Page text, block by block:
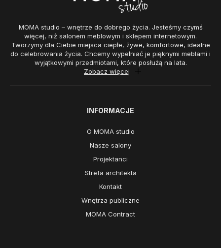
MOMA studio – wnętrze do dobrego życia. Jesteśmy czymś
więcej, niż salonem meblowym i sklepem internetowym.
Tworzymy dla Ciebie miejsca ciepłe, żywe, komfortowe, idealne
do celebrowania życia. Chcemy wypełniać je pięknymi meblami i
wyjątkowymi przedmiotami, które posłużą na lata.
Zobacz więcej
INFORMACJE
O MOMA studio
Nasze salony
Projektanci
Strefa architekta
Kontakt
Wnętrza publiczne
MOMA Contract